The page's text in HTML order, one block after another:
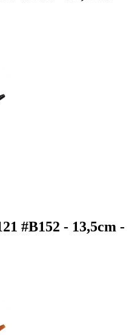
#B152 - 13,5cm -